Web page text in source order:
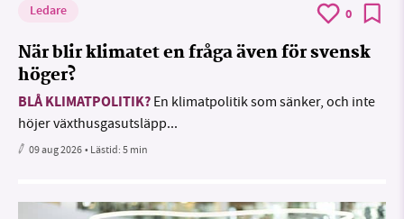
Ledare 0
När blir klimatet en fråga även för svensk
höger?
BLÅ KLIMATPOLITIK? En klimatpolitik som sänker, och inte
höjer växthusgasutsläpp...
09 aug 2026• Lästid:5 min